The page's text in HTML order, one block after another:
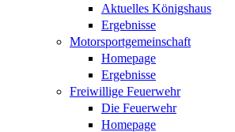
Aktuelles Königshaus
Ergebnisse
Motorsportgemeinschaft
Homepage
Ergebnisse
Freiwillige Feuerwehr
Die Feuerwehr
Homepage